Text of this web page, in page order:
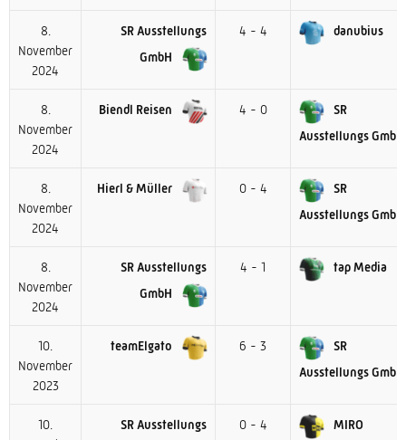
8.
November
2024
SR Ausstellungs
GmbH
4 - 4 danubius
8.
November
2024
Biendl Reisen 4 - 0
SR
Ausstellungs GmbH
8.
November
2024
Hierl & Müller 0 - 4
SR
Ausstellungs GmbH
8.
November
2024
SR Ausstellungs
GmbH
4 - 1 tap Media
10.
November
2023
teamElgato 6 - 3
SR
Ausstellungs GmbH
10.
SR Ausstellungs 0 - 4 MIRO